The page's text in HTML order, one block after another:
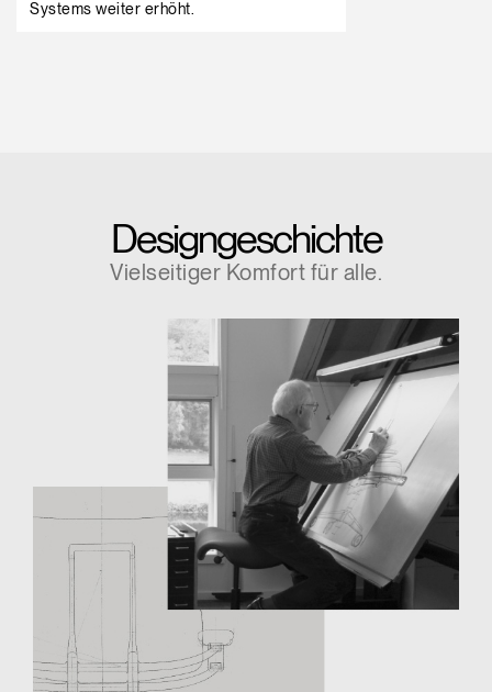
Systems weiter erhöht.
Designgeschichte
Vielseitiger Komfort für alle.